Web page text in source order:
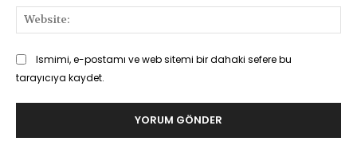
Ismimi, e-postamı ve web sitemi bir dahaki sefere bu
tarayıcıya kaydet.